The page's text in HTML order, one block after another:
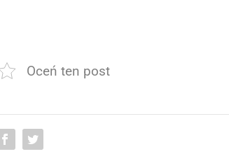
Oceń ten post